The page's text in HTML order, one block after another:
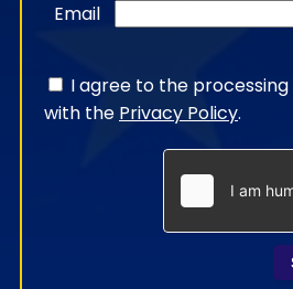
Email
I agree to the
with the Privacy Policy.